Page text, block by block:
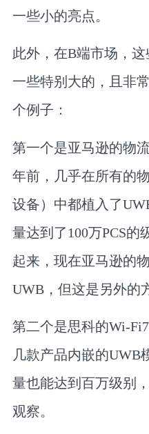
一些小的亮点。
此外，在B端市场，
一些特别大的，且非
个例子：
第一个是亚马逊的物
年前，几乎在所有的
设备）中都植入了
量达到了100万PCS的
起来，现在亚马逊的
UWB，但这是另外的
第二个是思科的Wi-
几款产品内嵌的UWB
量也能达到百万级别
观察。